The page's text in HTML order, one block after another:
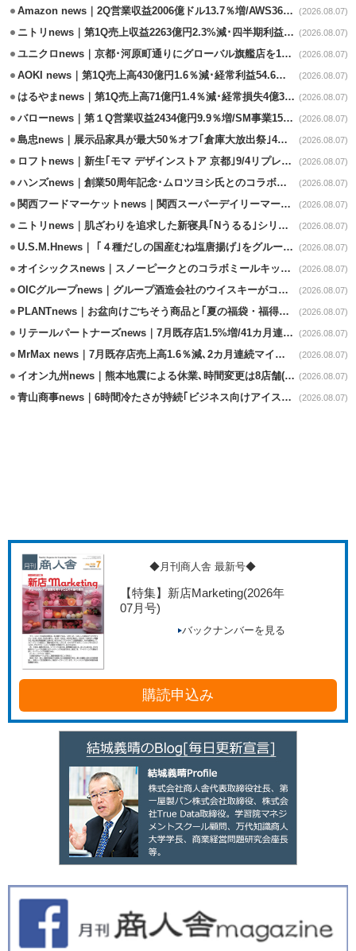
Amazon news｜2Q営業収益2006億ドル13.7％増/AWS36.8％％増が貢献 (2026.08.07)
ニトリnews｜第1Q売上収益2263億円2.3%減･四半期利益1.4％減 (2026.08.07)
ユニクロnews｜京都･河原町通りにグローバル旗艦店を11/6開設 (2026.08.07)
AOKI news｜第1Q売上高430億円1.6％減･経常利益54.6％減 (2026.08.07)
はるやまnews｜第1Q売上高71億円1.4％減･経常損失4億3800万円 (2026.08.07)
バローnews｜第１Q営業収益2434億円9.9％増/SM事業15.5％増と絶好調 (2026.08.07)
島忠news｜展示品家具が最大50％オフ｢倉庫大放出祭｣4店舗限定で開催 (2026.08.07)
ロフトnews｜新生｢モマ デザインストア 京都｣9/4リプレイスオープン (2026.08.07)
ハンズnews｜創業50周年記念･ムロツヨシ氏とのコラボ企画｢ムロハンズ｣開催 (2026.08.07)
関西フードマーケットnews｜関西スーパーデイリーマート蒲生店8/7改装 (2026.08.07)
ニトリnews｜肌ざわりを追求した新寝具｢Nうるる｣シリーズを発売 (2026.08.07)
U.S.M.Hnews｜ ｢４種だしの国産むね塩唐揚げ｣をグループ610店で共同販促 (2026.08.07)
オイシックスnews｜スノーピークとのコラボミールキット8/13発売 (2026.08.07)
OICグループnews｜グループ酒造会社のウイスキーがコンペティション受賞 (2026.08.07)
PLANTnews｜お盆向けごちそう商品と｢夏の福袋・福得カート｣8/8から開催 (2026.08.07)
リテールパートナーズnews｜7月既存店1.5%増/41カ月連続増 (2026.08.07)
MrMax news｜7月既存店売上高1.6％減､2カ月連続マイナス (2026.08.07)
イオン九州news｜熊本地震による休業､時間変更は8店舗(8/7時点) (2026.08.07)
青山商事news｜6時間冷たさが持続｢ビジネス向けアイスベスト｣発売 (2026.08.07)
◆月刊商人舎 最新号◆
【特集】新店Marketing(2026年
07月号)
バックナンバーを見る
購読申込み